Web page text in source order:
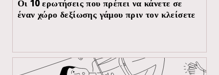
Οι 10 ερωτήσεις που πρέπει να κάνετε σε
έναν χώρο δεξίωσης γάμου πριν τον κλείσετε